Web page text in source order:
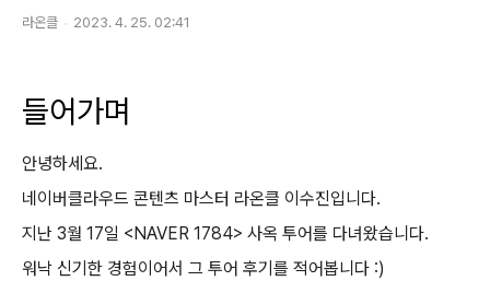
라온클 2023. 4. 25. 02:41
들어가며
안녕하세요.
네이버클라우드 콘텐츠 마스터 라온클 이수진입니다.
지난 3월 17일 <NAVER 1784> 사옥 투어를 다녀왔습니다.
워낙 신기한 경험이어서 그 투어 후기를 적어봅니다 :)